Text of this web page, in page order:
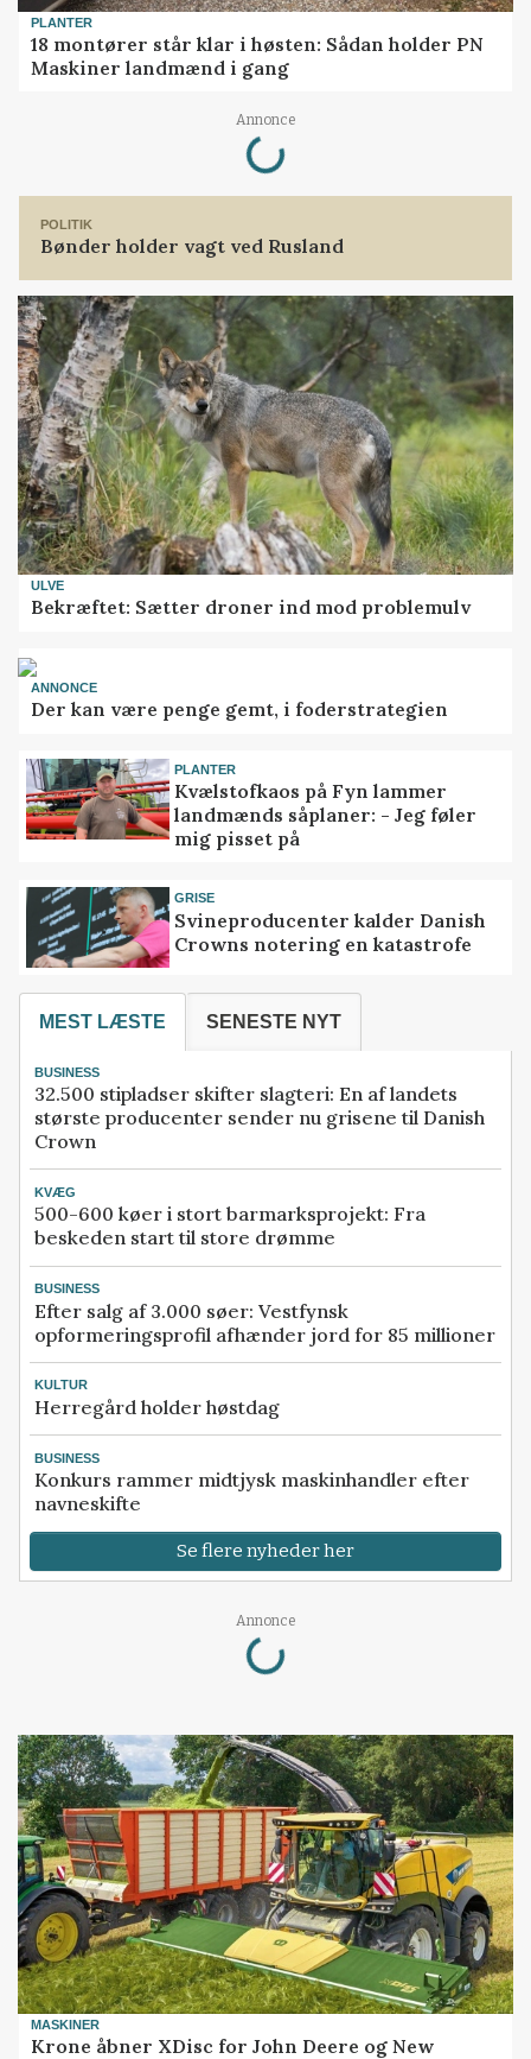
PLANTER
18 montører står klar i høsten: Sådan holder PN
Maskiner landmænd i gang
Annonce
Loading...
POLITIK
Bønder holder vagt ved Rusland
ULVE
Bekræftet: Sætter droner ind mod problemulv
ANNONCE
Der kan være penge gemt, i foderstrategien
PLANTER
Kvælstofkaos på Fyn lammer
landmænds såplaner: - Jeg føler
mig pisset på
GRISE
Svineproducenter kalder Danish
Crowns notering en katastrofe
MEST LÆSTE SENESTE NYT
BUSINESS
32.500 stipladser skifter slagteri: En af landets
største producenter sender nu grisene til Danish
Crown
KVÆG
500-600 køer i stort barmarksprojekt: Fra
beskeden start til store drømme
BUSINESS
Efter salg af 3.000 søer: Vestfynsk
opformeringsprofil afhænder jord for 85 millioner
KULTUR
Herregård holder høstdag
BUSINESS
Konkurs rammer midtjysk maskinhandler efter
navneskifte
Se flere nyheder her
Annonce
Loading...
MASKINER
Krone åbner XDisc for John Deere og New